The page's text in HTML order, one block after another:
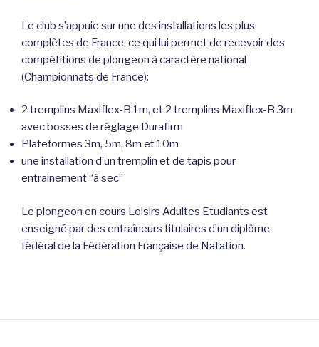
Le club s’appuie sur une des installations les plus
complètes de France, ce qui lui permet de recevoir des
compétitions de plongeon à caractère national
(Championnats de France):
2 tremplins Maxiflex-B 1m, et 2 tremplins Maxiflex-B 3m
avec bosses de réglage Durafirm
Plateformes 3m, 5m, 8m et 10m
une installation d’un tremplin et de tapis pour
entrainement “à sec”
Le plongeon en cours Loisirs Adultes Etudiants est
enseigné par des entraîneurs titulaires d’un diplôme
fédéral de la Fédération Française de Natation.